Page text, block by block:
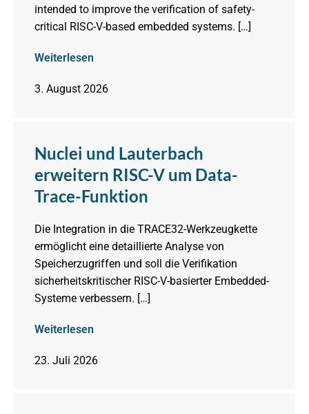
intended to improve the verification of safety-
critical RISC-V-based embedded systems. […]
Weiterlesen
3. August 2026
Nuclei und Lauterbach
erweitern RISC-V um Data-
Trace-Funktion
Die Integration in die TRACE32-Werkzeugkette
ermöglicht eine detaillierte Analyse von
Speicherzugriffen und soll die Verifikation
sicherheitskritischer RISC-V-basierter Embedded-
Systeme verbessern. […]
Weiterlesen
23. Juli 2026